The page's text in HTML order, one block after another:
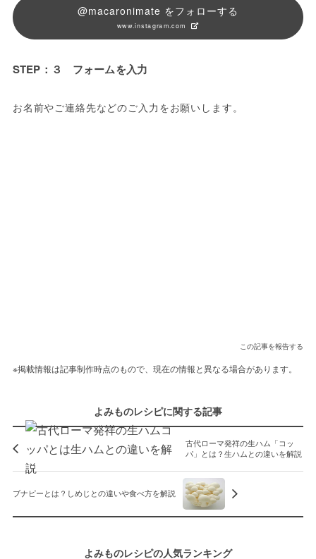
@macaronimate をフォローする
www.instagram.com
STEP：３ フォームを入力
お名前やご連絡先などのご入力をお願いします。
この記事を報告する
※掲載情報は記事制作時点のもので、現在の情報と異なる場合があります。
よみものレシピに関する記事
古代ローマ発祥の生ハム「コッ
パ」とは？生ハムとの違いを解説
ブナピーとは？しめじとの違いや食べ方を解説
よみものレシピの人気ランキング